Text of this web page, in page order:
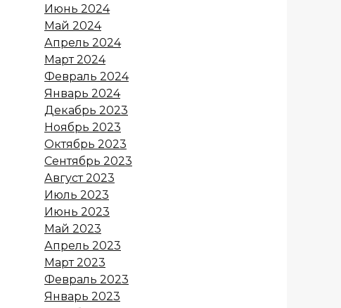
Июнь 2024
Май 2024
Апрель 2024
Март 2024
Февраль 2024
Январь 2024
Декабрь 2023
Ноябрь 2023
Октябрь 2023
Сентябрь 2023
Август 2023
Июль 2023
Июнь 2023
Май 2023
Апрель 2023
Март 2023
Февраль 2023
Январь 2023